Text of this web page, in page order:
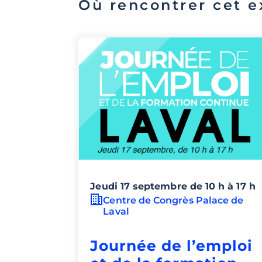
Où rencontrer cet
Jeudi 17 septembre de 10 h à 17 h
Centre de Congrès Palace de
Laval
Journée de l’emploi